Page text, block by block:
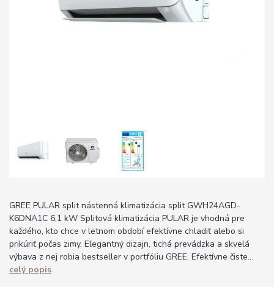
GREE PULAR split nástenná klimatizácia split GWH24AGD-
K6DNA1C 6,1 kW Splitová klimatizácia PULAR je vhodná pre
každého, kto chce v letnom období efektívne chladiť alebo si
prikúriť počas zimy. Elegantný dizajn, tichá prevádzka a skvelá
výbava z nej robia bestseller v portfóliu GREE. Efektívne čiste...
celý popis